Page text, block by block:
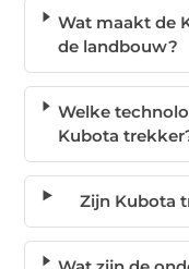
Wat maakt de
de landbouw?
Welke
Kubota
Zijn Kubota